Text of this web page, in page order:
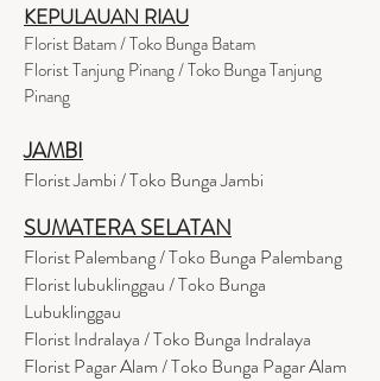
KEPULAUAN RIAU
Florist Batam / Toko Bunga Batam
Florist Tanjung Pinang / Toko Bunga Tanjung
Pinang
JAMBI
Florist Jambi / Toko Bunga Jambi
SUMATERA SELATAN
Florist Palembang / Toko Bunga Palembang
Florist lubuklinggau / Toko Bunga
Lubuklinggau
Florist Indralaya / Toko Bunga Indralaya
Florist Pagar Alam / Toko Bunga Pagar Alam